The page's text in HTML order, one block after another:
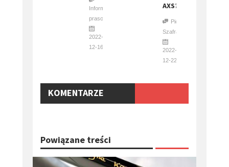
Informacja
prasowa
2022-
12-16
AXS?
Piotr
Szafraniec
2022-
12-22
KOMENTARZE
Powiązane treści